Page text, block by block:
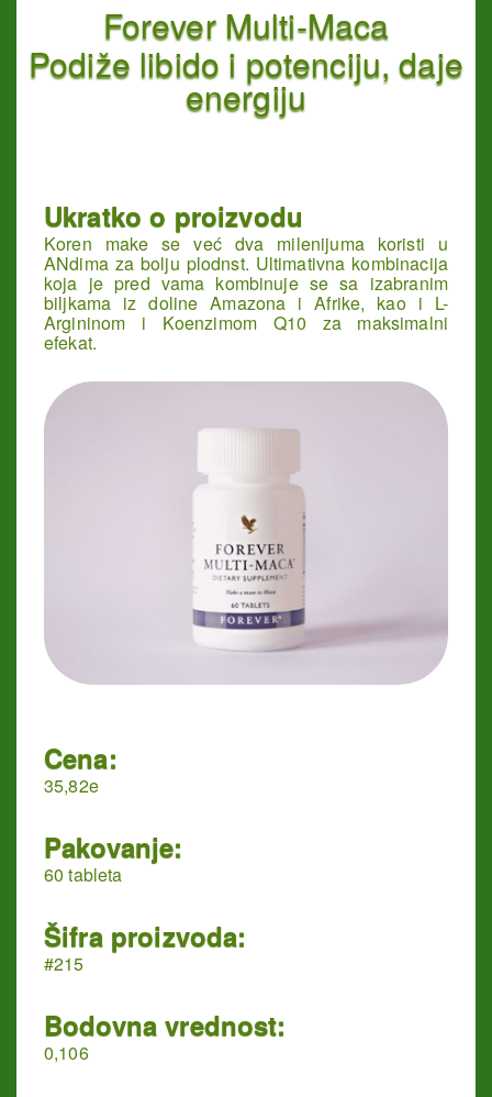
Forever Multi-Maca
Podiže libido i potenciju, daje
energiju
Ukratko o proizvodu
Koren make se već dva milenijuma koristi u
ANdima za bolju plodnst. Ultimativna kombinacija
koja je pred vama kombinuje se sa izabranim
biljkama iz doline Amazona i Afrike, kao i L-
Argininom i Koenzimom Q10 za maksimalni
efekat.
Cena:
35,82e
Pakovanje:
60 tableta
Šifra proizvoda:
#215
Bodovna vrednost:
0,106